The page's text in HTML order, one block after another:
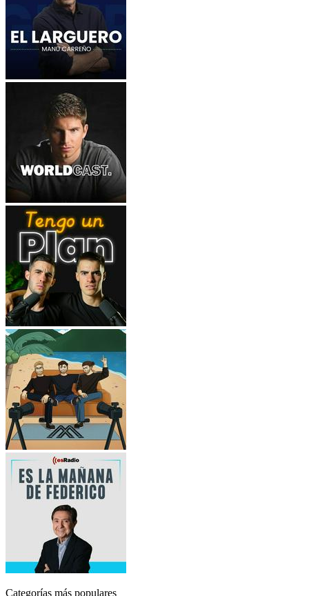
Categorías más populares